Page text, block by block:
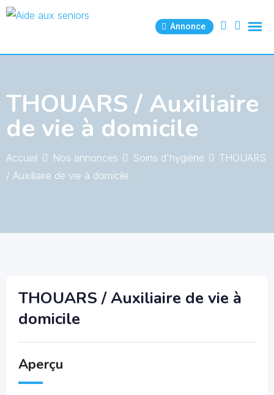
Skip
Annonce
THOUARS / Auxiliaire
de vie à domicile
Accueil Nos annonces Soins d'hygiène
THOUARS
/ Auxiliaire de vie à domicile
THOUARS / Auxiliaire de vie à
domicile
Aperçu